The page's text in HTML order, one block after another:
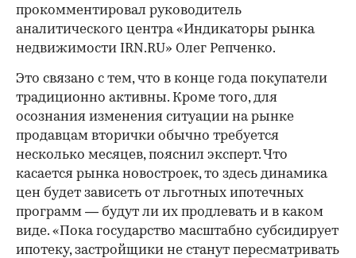
00:00 / 00:00
прокомментировал руководитель
аналитического центра «Индикаторы рынка
недвижимости IRN.RU» Олег Репченко.
Это связано с тем, что в конце года покупатели
традиционно активны. Кроме того, для
осознания изменения ситуации на рынке
продавцам вторички обычно требуется
несколько месяцев, пояснил эксперт. Что
касается рынка новостроек, то здесь динамика
цен будет зависеть от льготных ипотечных
программ — будут ли их продлевать и в каком
виде. «Пока государство масштабно субсидирует
ипотеку, застройщики не станут пересматривать